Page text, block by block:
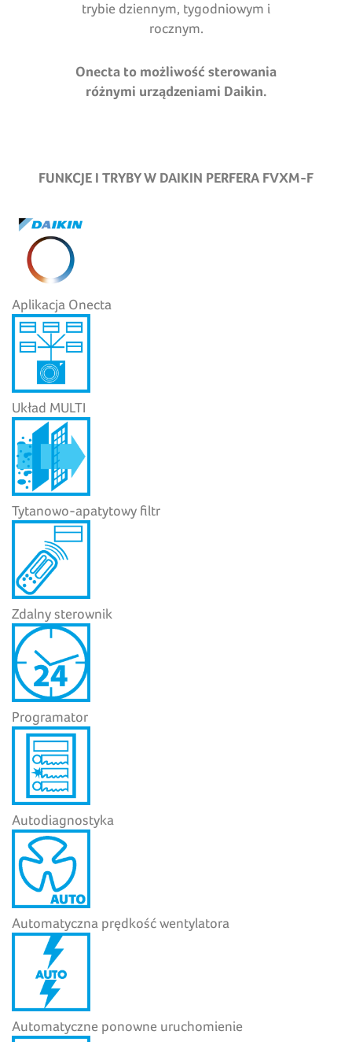
trybie dziennym, tygodniowym i
rocznym.
Onecta to możliwość sterowania
różnymi urządzeniami Daikin.
FUNKCJE I TRYBY W DAIKIN PERFERA FVXM-F
Aplikacja Onecta
Układ MULTI
Tytanowo-apatytowy filtr
Zdalny sterownik
Programator
Autodiagnostyka
Automatyczna prędkość wentylatora
Automatyczne ponowne uruchomienie